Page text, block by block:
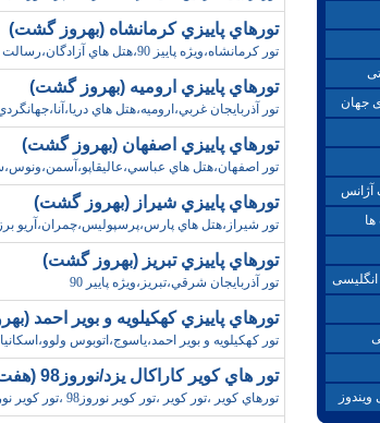
تورهاي پاييزي کرمانشاه (بهروز گشت)
تور کرمانشاه،ويژه پاييز 90،هتل هاي آزادگان،رسالت
تورهاي پاييزي اروميه (بهروز گشت)
تور آذربايجان غربي،اروميه،هتل هاي
تورهاي پاييزي اصفهان (بهروز گشت)
تور اصفهان،هتل هاي
تورهاي پاييزي شيراز (بهروز گشت)
تور شيراز،هتل هاي پارس،پرسپوليس،چمران،آريو
تورهاي پاييزي تبريز (بهروز گشت)
تور آذربايجان شرقي،تبريز،ويژه پايير 90
تورهاي پاييزي کهکيلويه و بوير احمد
تور کهکيلويه و بوير احمد،ياسوج،اتوبوس
تور هاي کوير کاراکال يزد/نوروز98 (هفت وادي)
تورهاي کوير ،تور کوير ،تور کوير نوروز98 ،تور کوير نوروزي ،رزرو تور کوير
جهان
آژانس